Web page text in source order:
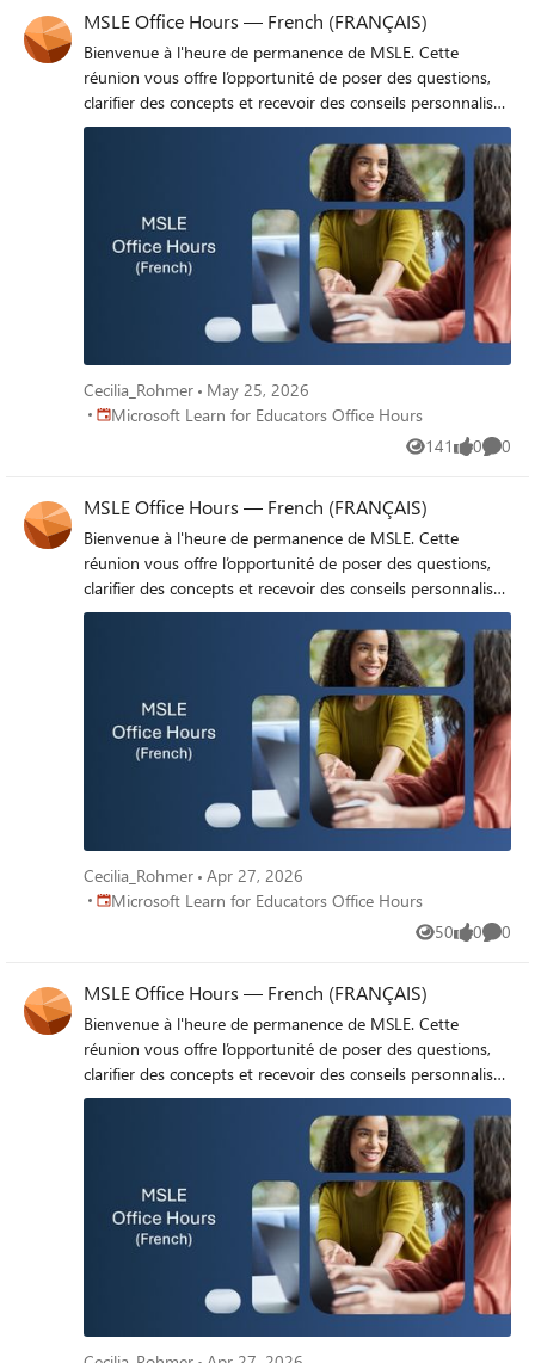
MSLE Office Hours — French (FRANÇAIS)
Bienvenue à l'heure de permanence de MSLE. Cette
réunion vous offre l’opportunité de poser des questions,
clarifier des concepts et recevoir des conseils personnalisés
sur des sujets tels que le programme MSLE, l’intégration
des cours de MSLE dans vos cours, l’exploration des
parcours de certification, et bien plus encore. Rejoignez
Cecilia_Rohmer
May 25, 2026
Place Microsoft Learn for Educators Office Hours
Microsoft Learn for Educators Office Hours
141
Views 0
likes 0
MSLE Office Hours — French (FRANÇAIS)
Bienvenue à l'heure de permanence de MSLE. Cette
réunion vous offre l’opportunité de poser des questions,
clarifier des concepts et recevoir des conseils personnalisés
sur des sujets tels que le programme MSLE, l’intégration
des cours de MSLE dans vos cours, l’exploration des
parcours de certification, et bien plus encore. Rejoignez
Cecilia_Rohmer Apr 27, 2026
Place Microsoft Learn for Educators Office Hours
Microsoft Learn for Educators Office Hours
50
Views 0
likes 0
MSLE Office Hours — French (FRANÇAIS)
Bienvenue à l'heure de permanence de MSLE. Cette
réunion vous offre l’opportunité de poser des questions,
clarifier des concepts et recevoir des conseils personnalisés
sur des sujets tels que le programme MSLE, l’intégration
des cours de MSLE dans vos cours, l’exploration des
parcours de certification, et bien plus encore. Rejoignez